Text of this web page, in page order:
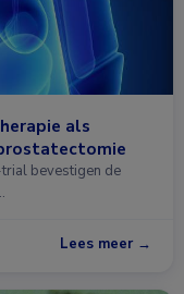
als
bevestigen de
Lees meer →